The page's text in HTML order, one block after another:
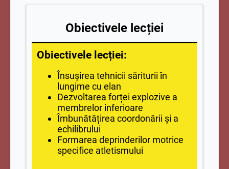
Obiectivele lecției
Obiectivele lecției:
Însușirea tehnicii săriturii în
lungime cu elan
Dezvoltarea forței explozive a
membrelor inferioare
Îmbunătățirea coordonării și a
echilibrului
Formarea deprinderilor motrice
specifice atletismului